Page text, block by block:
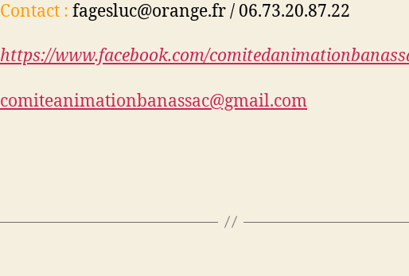
Contact : fagesluc@orange.fr / 06.73.20.87.22
https://www.facebook.com/
comiteanimationbanassac@gmail.com